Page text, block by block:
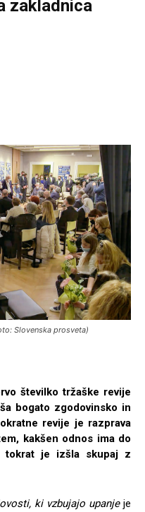
zakladnica
Slovenska prosveta)
številko tržaške revije
bogato zgodovinsko in
revije je razprava
kakšen odnos ima do
tokrat je izšla skupaj z
ki vzbujajo upanjeje